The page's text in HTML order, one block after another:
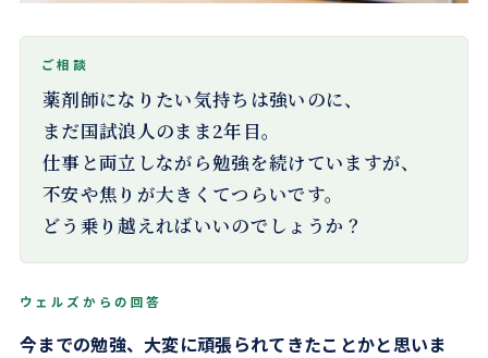
薬剤師になりたい気持ちは強いのに、
まだ国試浪人のまま2年目。
仕事と両立しながら勉強を続けていますが、
不安や焦りが大きくてつらいです。
どう乗り越えればいいのでしょうか？
今までの勉強、大変に頑張られてきたことかと思いま